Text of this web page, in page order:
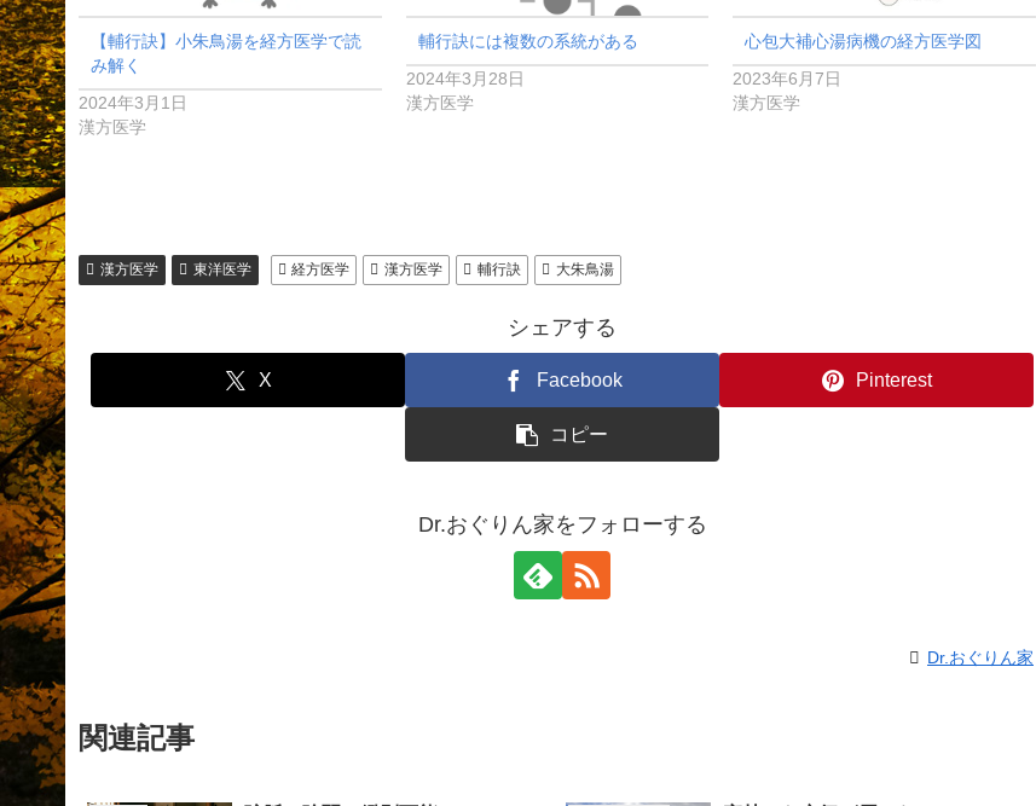
【輔行訣】小朱鳥湯を経方医学で読
み解く
2024年3月1日
漢方医学
輔行訣には複数の系統がある
2024年3月28日
漢方医学
心包大補心湯病機の経方医学図
2023年6月7日
漢方医学
漢方医学 東洋医学 経方医学 漢方医学 輔行訣 大朱鳥湯
シェアする
X Facebook Pinterest
コピー
Dr.おぐりん家をフォローする
Dr.おぐりん家
関連記事